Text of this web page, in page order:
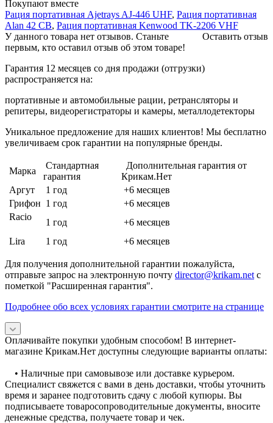
Покупают вместе
Рация портативная Ajetrays AJ-446 UHF, Рация портативная
Alan 42 СВ, Рация портативная Kenwood TK-2206 VHF
Оставить отзыв
У данного товара нет отзывов. Станьте
первым, кто оставил отзыв об этом товаре!
Гарантия 12 месяцев со дня продажи (отгрузки)
распространяется на:
портативные и автомобильные рации, ретрансляторы и
репитеры, видеорегистраторы и камеры, металлодетекторы
Уникальное предложение для наших клиентов! Мы бесплатно
увеличиваем срок гарантии на популярные бренды.
Марка
Стандартная
гарантия
Дополнительная гарантия от
Крикам.Нет
Аргут
1 год
+6 месяцев
Грифон 1 год
+6 месяцев
Racio
1 год
+6 месяцев
Lira
1 год +6 месяцев
Для получения дополнительной гарантии пожалуйста,
отправьте запрос на электронную почту director@krikam.net с
пометкой "Расширенная гарантия".
Подробнее обо всех условиях гарантии смотрите на странице
Оплачивайте покупки удобным способом! В интернет-
магазине Крикам.Нет доступны следующие варианты оплаты:
• Наличные при самовывозе или доставке курьером.
Специалист свяжется с вами в день доставки, чтобы уточнить
время и заранее подготовить сдачу с любой купюры. Вы
подписываете товаросопроводительные документы, вносите
денежные средства, получаете товар и чек.